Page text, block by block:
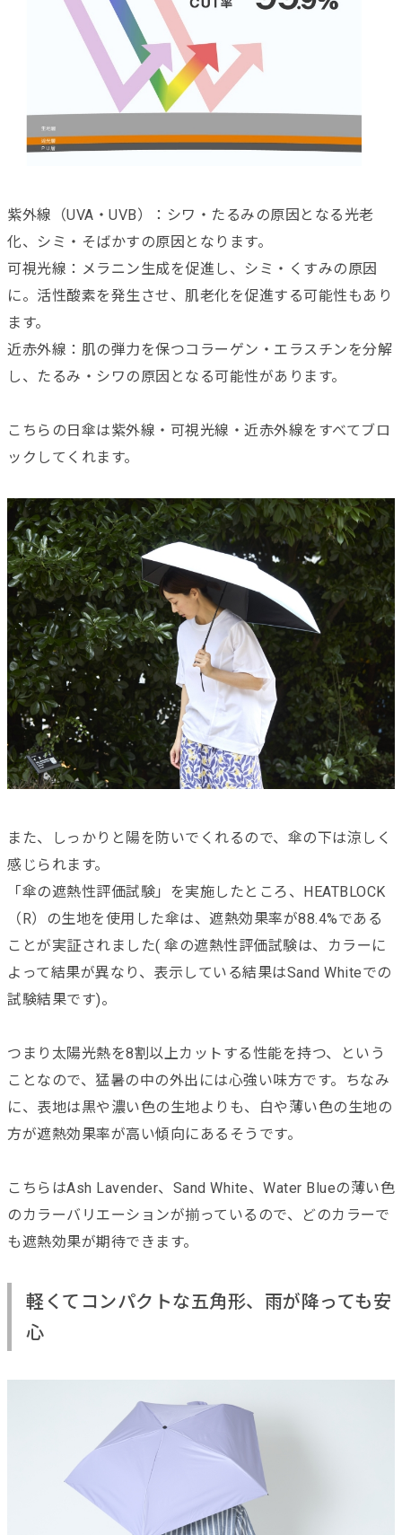
紫外線（UVA・UVB）：シワ・たるみの原因となる光老
化、シミ・そばかすの原因となります。
可視光線：メラニン生成を促進し、シミ・くすみの原因
に。活性酸素を発生させ、肌老化を促進する可能性もあり
ます。
近赤外線：肌の弾力を保つコラーゲン・エラスチンを分解
し、たるみ・シワの原因となる可能性があります。
こちらの日傘は紫外線・可視光線・近赤外線をすべてブロ
ックしてくれます。
また、しっかりと陽を防いでくれるので、傘の下は涼しく
感じられます。
「傘の遮熱性評価試験」を実施したところ、HEATBLOCK
（R）の生地を使用した傘は、遮熱効果率が88.4%である
ことが実証されました( 傘の遮熱性評価試験は、カラーに
よって結果が異なり、表示している結果はSand Whiteでの
試験結果です)。
つまり太陽光熱を8割以上カットする性能を持つ、という
ことなので、猛暑の中の外出には心強い味方です。ちなみ
に、表地は黒や濃い色の生地よりも、白や薄い色の生地の
方が遮熱効果率が高い傾向にあるそうです。
こちらはAsh Lavender、Sand White、Water Blueの薄い色
のカラーバリエーションが揃っているので、どのカラーで
も遮熱効果が期待できます。
軽くてコンパクトな五角形、雨が降っても安
心